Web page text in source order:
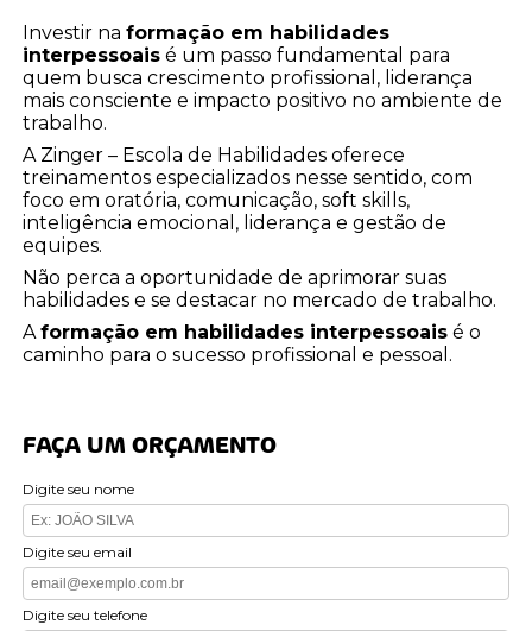
Investir naformação em habilidades
interpessoais é um passo fundamental para
quem busca crescimento profissional, liderança
mais consciente e impacto positivo no ambiente de
trabalho.
A Zinger – Escola de Habilidades oferece
treinamentos especializados nesse sentido, com
foco em oratória, comunicação, soft skills,
inteligência emocional, liderança e gestão de
equipes.
Não perca a oportunidade de aprimorar suas
habilidades e se destacar no mercado de trabalho.
Aformação em habilidades interpessoais é o
caminho para o sucesso profissional e pessoal.
FAÇA UM ORÇAMENTO
Digite seu nome
Digite seu email
Digite seu telefone